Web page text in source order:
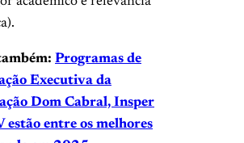
Programas de
Executiva da
Dom Cabral, Insper
estão entre os melhores